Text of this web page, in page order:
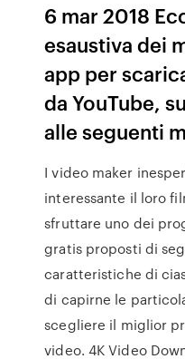
6 mar 2018
esaustiva dei
app per
da YouTube,
alle seguenti
I video maker
interessante il loro
sfruttare uno dei
gratis proposti di
caratteristiche di
di capirne le
scegliere il miglior
video. 4K Video